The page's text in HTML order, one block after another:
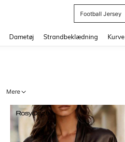
Football Jersey
Dametøj Strandbeklædning Kurve
Mere